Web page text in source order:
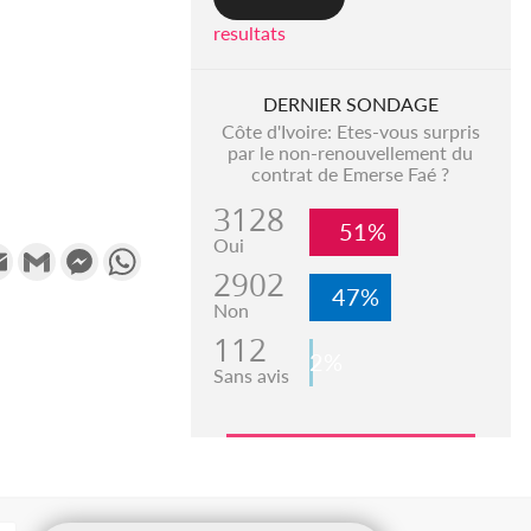
Email Gmail MessengerWhatsApp
resultats
DERNIER SONDAGE
Côte d'Ivoire: Etes-vous surpris
par le non-renouvellement du
contrat de Emerse Faé ?
3128
Oui 51%
2902
Non 47%
112
Sans avis 2%